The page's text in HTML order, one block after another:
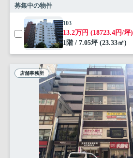
募集中の物件
103
13.2万円 (18723.4円/坪)
1階 / 7.05坪 (23.33㎡)
店舗事務所